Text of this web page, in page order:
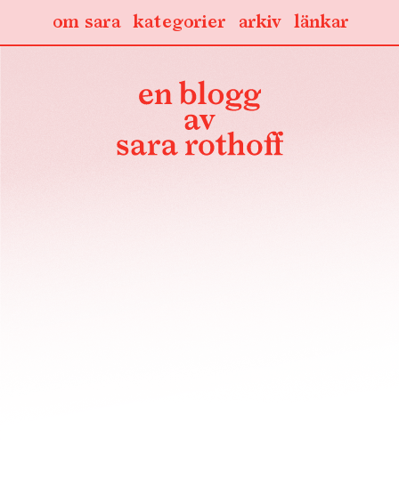
länkar
arkiv
kategorier
om sara